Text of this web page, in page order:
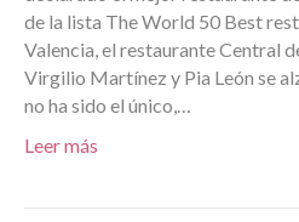
de la lista The World 50 Best
Valencia, el restaurante Central
Virgilio Martínez y Pia León se
no ha sido el único,…
Leer más